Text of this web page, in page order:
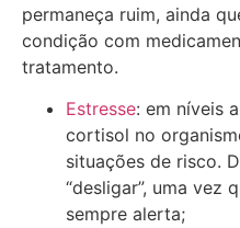
permaneça ruim, ainda
condição com
tratamento.
Estresse: em níveis
cortisol no
situações de risco.
“desligar”, uma vez
sempre alerta;